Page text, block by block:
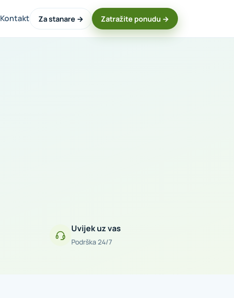
Kontakt Za stanare → Zatražite ponudu →
Uvijek uz vas
Podrška 24/7